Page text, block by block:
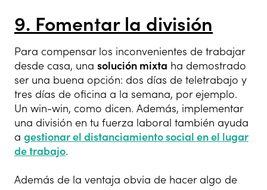
9. Fomentar la división
Para compensar los inconvenientes de trabajar
desde casa, una solución mixta ha demostrado
ser una buena opción: dos días de teletrabajo y
tres días de oficina a la semana, por ejemplo.
Un win-win, como dicen. Además, implementar
una división en tu fuerza laboral también ayuda
a gestionar el distanciamiento social en el lugar
de trabajo.
Además de la ventaja obvia de hacer algo de